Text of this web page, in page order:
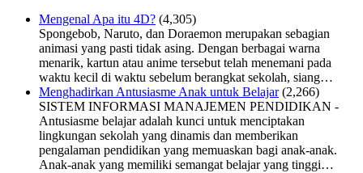
Mengenal Apa itu 4D? (4,305)
Spongebob, Naruto, dan Doraemon merupakan sebagian
animasi yang pasti tidak asing. Dengan berbagai warna
menarik, kartun atau anime tersebut telah menemani pada
waktu kecil di waktu sebelum berangkat sekolah, siang…
Menghadirkan Antusiasme Anak untuk Belajar (2,266)
SISTEM INFORMASI MANAJEMEN PENDIDIKAN -
Antusiasme belajar adalah kunci untuk menciptakan
lingkungan sekolah yang dinamis dan memberikan
pengalaman pendidikan yang memuaskan bagi anak-anak.
Anak-anak yang memiliki semangat belajar yang tinggi…